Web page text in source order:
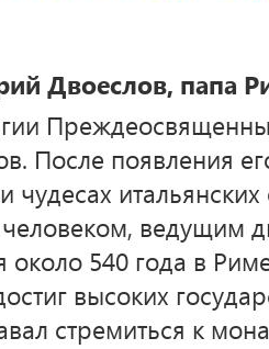
Двоеслов, папа
После появления
чудесах
ведущим
около 540 года в
высоких
стремиться к